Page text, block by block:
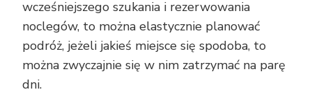
wcześniejszego szukania i rezerwowania
noclegów, to można elastycznie planować
podróż, jeżeli jakieś miejsce się spodoba, to
można zwyczajnie się w nim zatrzymać na parę
dni.